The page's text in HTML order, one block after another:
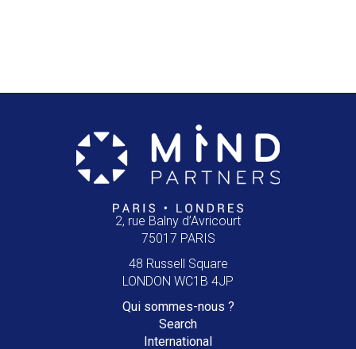
2, rue Balny d’Avricourt
75017 PARIS
48 Russell Square
LONDON WC1B 4JP
Qui sommes-nous ?
Search
International